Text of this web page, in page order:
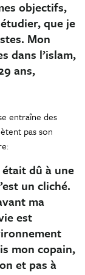
objectifs,
que je
Mon
dans l’islam,
ans,
entraîne des
pas son
dû à une
un cliché.
ma
est
mon copain,
et pas à